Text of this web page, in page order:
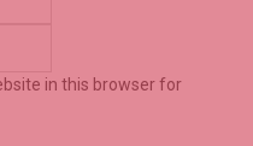
in this browser for